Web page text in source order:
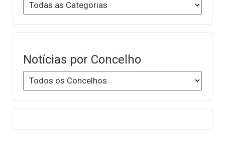
Notícias por Concelho